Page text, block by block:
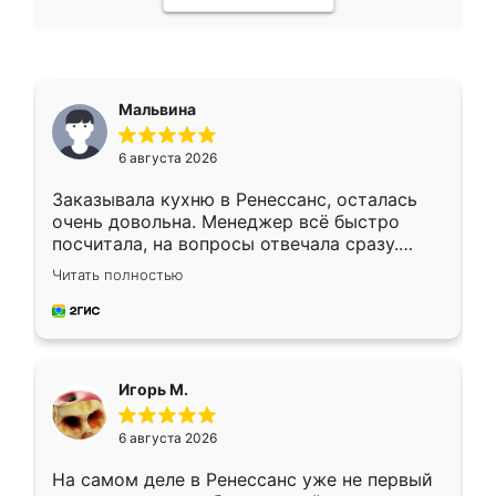
Мальвина
6 августа 2026
Заказывала кухню в Ренессанс, осталась
очень довольна. Менеджер всё быстро
посчитала, на вопросы отвечала сразу.
Замерщик приехал в субботу, подошёл к
делу со всей ответственностью. Собрали
за день, ребята работали аккуратно, даже
Читать полностью
Игорь М.
6 августа 2026
На самом деле в Ренессанс уже не первый